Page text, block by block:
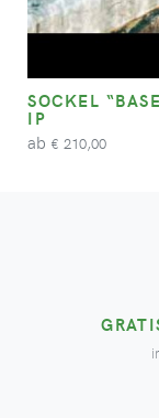
SOCKEL
IP
ab € 210,00